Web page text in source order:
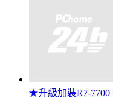
★升級加裝R7-7700